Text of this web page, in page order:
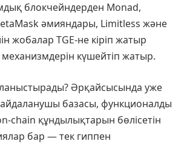
блокчейндерден Monad,
әмияндары, Limitless және
жобалар TGE-не кіріп жатыр
күшейтіп жатыр.
Әрқайсысында уже
базасы, функционалды
chain құндылықтарын бөлісетін
бар — тек гиппен